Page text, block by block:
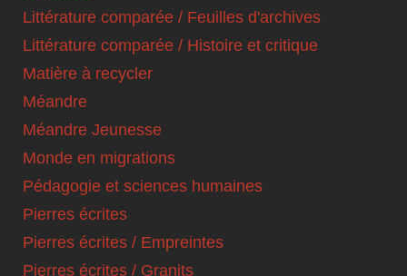
Littérature comparée / Feuilles d'archives
Littérature comparée / Histoire et critique
Matière à recycler
Méandre
Méandre Jeunesse
Monde en migrations
Pédagogie et sciences humaines
Pierres écrites
Pierres écrites / Empreintes
Pierres écrites / Granits